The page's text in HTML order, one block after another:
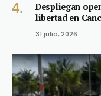
Despliegan
libertad en
31 julio, 2026